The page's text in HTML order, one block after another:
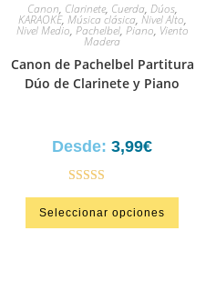
Canon, Clarinete, Cuerda, Dúos,
KARAOKE, Música clásica, Nivel Alto,
Nivel Medio, Pachelbel, Piano, Viento
Madera
Canon de Pachelbel Partitura
Dúo de Clarinete y Piano
Desde: 3,99€
Valorado en
5.00de 5
Seleccionar opciones